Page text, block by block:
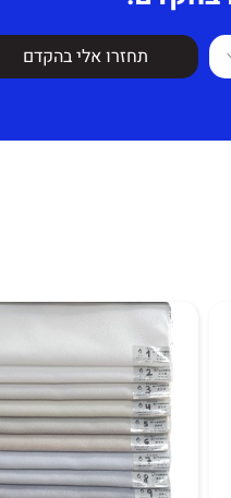
תחזרו אלי בהקדם